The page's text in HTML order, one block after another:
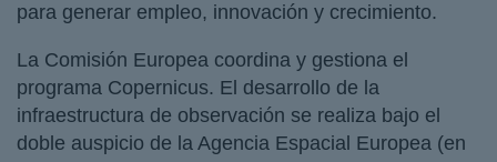
para generar empleo, innovación y crecimiento.
La Comisión Europea coordina y gestiona el
programa Copernicus. El desarrollo de la
infraestructura de observación se realiza bajo el
doble auspicio de la Agencia Espacial Europea (en